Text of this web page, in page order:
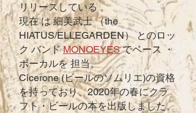
リリースしている 。
現在 は 細美武士 （the
HIATUS/ELLEGARDEN） とのロッ
ク バンドMONOEYESでベース ・
ボーカルを 担当。
Cicerone (ビールのソムリエ)の資格
を持っており、2020年の春にクラ
フト・ビールの本を出版しました。